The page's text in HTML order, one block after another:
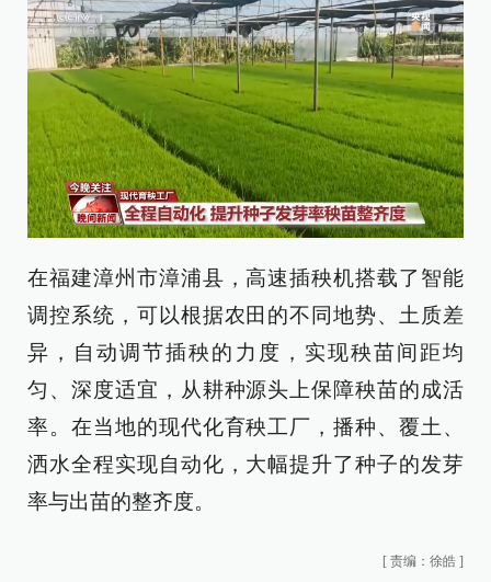
在福建漳州市漳浦县，高速插秧机搭载了智能
调控系统，可以根据农田的不同地势、土质差
异，自动调节插秧的力度，实现秧苗间距均
匀、深度适宜，从耕种源头上保障秧苗的成活
率。在当地的现代化育秧工厂，播种、覆土、
洒水全程实现自动化，大幅提升了种子的发芽
率与出苗的整齐度。
[ 责编：徐皓 ]